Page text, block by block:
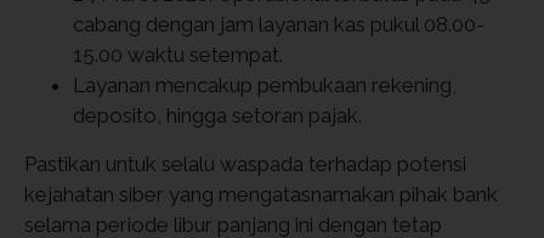
cabang dengan jam layanan kas pukul 08.00-
15.00 waktu setempat.
Layanan mencakup pembukaan rekening,
deposito, hingga setoran pajak.
Pastikan untuk selalu waspada terhadap potensi
kejahatan siber yang mengatasnamakan pihak bank
selama periode libur panjang ini dengan tetap